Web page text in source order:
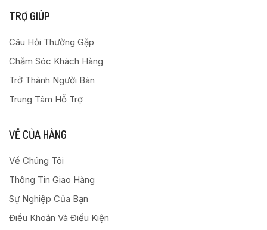
TRỢ GIÚP
Câu Hỏi Thường Gặp
Chăm Sóc Khách Hàng
Trở Thành Người Bán
Trung Tâm Hỗ Trợ
VỀ CỦA HÀNG
Về Chúng Tôi
Thông Tin Giao Hàng
Sự Nghiệp Của Bạn
Điều Khoản Và Điều Kiện